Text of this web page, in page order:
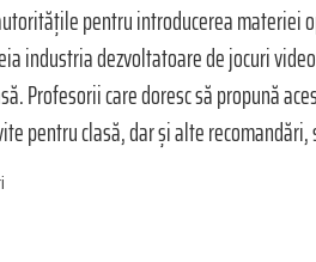
pentru introducerea materiei
industria dezvoltatoare de jocuri
Profesorii care doresc să propună
pentru clasă, dar și alte